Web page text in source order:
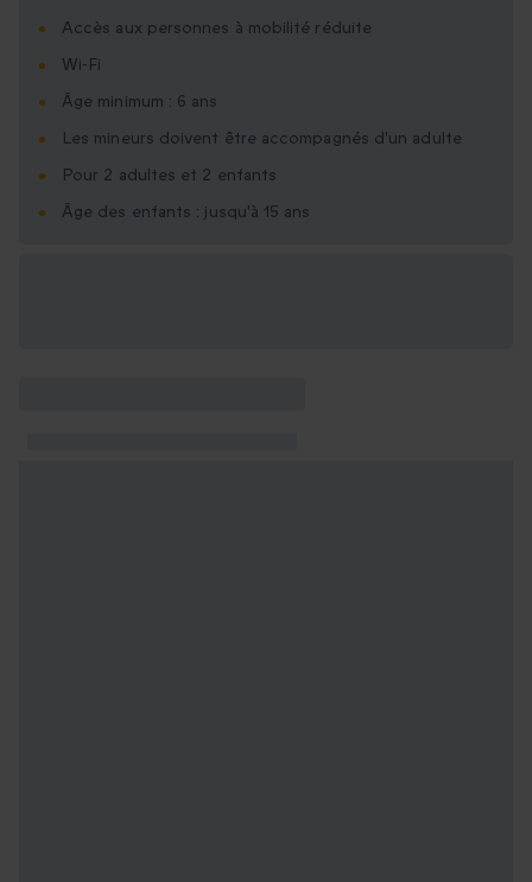
Accès aux personnes à mobilité réduite
Wi-Fi
Âge minimum : 6 ans
Les mineurs doivent être accompagnés d'un adulte
Pour 2 adultes et 2 enfants
Âge des enfants : jusqu'à 15 ans